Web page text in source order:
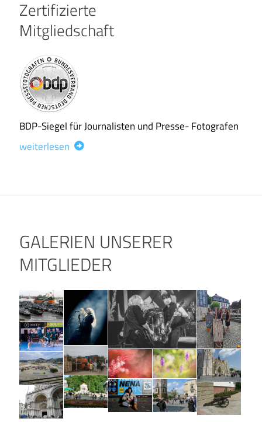
Zertifizierte
Mitgliedschaft
BDP-Siegel für Journalisten und Presse- Fotografen
weiterlesen
GALERIEN UNSERER
MITGLIEDER